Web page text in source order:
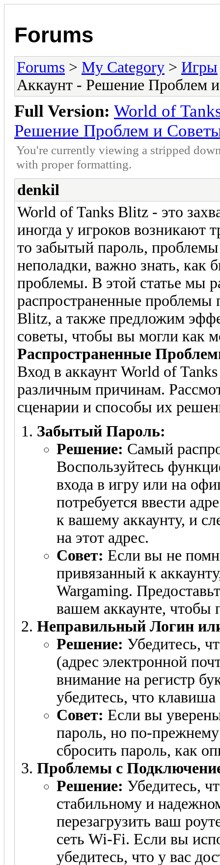
Forums
Forums > My Category > Игры
Аккаунт - Решение Проблем
Full Version: World of
Решение Проблем и
You're currently viewing a stripped
with proper formatting.
denkil
World of Tanks Blitz - это
иногда у игроков возникают
то забытый пароль,
неполадки, важно знать, как
проблемы. В этой статье мы
распространенные проблемы
Blitz, а также предложим
советы, чтобы вы могли как
Распространенные
Вход в аккаунт World of
различным причинам.
сценарии и способы их
Забытый Пароль:
Решение: Самый
Воспользуйтесь
входа в игру или на
потребуется ввести
к вашему аккаунту, и
на этот адрес.
Совет: Если вы не
привязанный к
Wargaming.
вашем аккаунте, чтобы
Неправильный Логин
Решение: Убедитесь,
(адрес электронной
внимание на регистр
убедитесь, что
Совет: Если вы
пароль, но по-
сбросить пароль, как
Проблемы с
Решение: Убедитесь,
стабильному и
перезагрузить ваш
сеть Wi-Fi. Если вы
убедитесь, что у вас